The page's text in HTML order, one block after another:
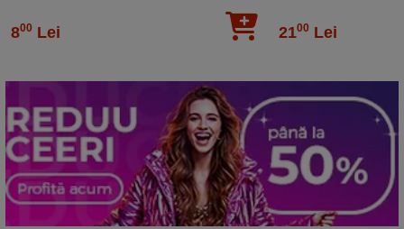
800 Lei 2100 Lei